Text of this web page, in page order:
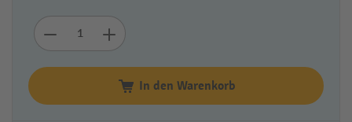
In den Warenkorb